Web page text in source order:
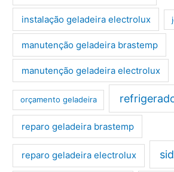
instalação geladeira electrolux
manutenção geladeira brastemp
manutenção geladeira electrolux
orçamento geladeira
reparo geladeira brastemp
reparo geladeira electrolux